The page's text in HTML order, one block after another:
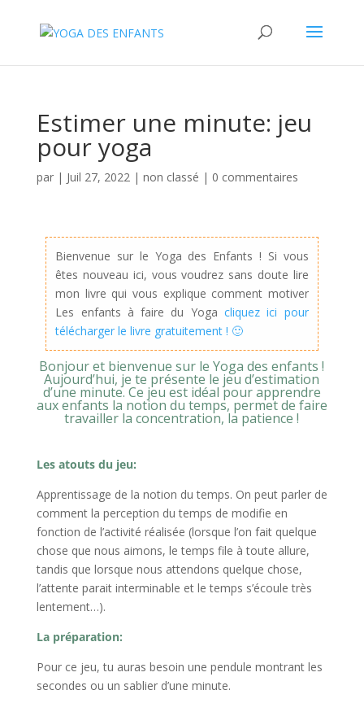
Estimer une minute: jeu
pour yoga
par | Juil 27, 2022| non classé | 0 commentaires
Bienvenue sur le Yoga des Enfants ! Si vous
êtes nouveau ici, vous voudrez sans doute lire
mon livre qui vous explique comment motiver
Les enfants à faire du Yogacliquez ici pour
télécharger le livre gratuitement ! 🙂
Bonjour et bienvenue sur le Yoga des enfants !
Aujourd’hui, je te présente le jeu d’estimation
d’une minute. Ce jeu est idéal pour apprendre
aux enfants la notion du temps, permet de faire
travailler la concentration, la patience !
Les atouts du jeu:
Apprentissage de la notion du temps. On peut parler de
comment la perception du temps de modifie en
fonction de l’activité réalisée (lorsque l’on fait quelque
chose que nous aimons, le temps file à toute allure,
tandis que lorsque nous attendons quelque chose,
l’attente parait interminable et le temps s’écoule très
lentement…).
La préparation:
Pour ce jeu, tu auras besoin une pendule montrant les
secondes ou un sablier d’une minute.